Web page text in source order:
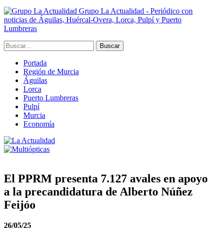
Grupo La Actualidad - Periódico con
noticias de Águilas, Huércal-Overa, Lorca, Pulpí y Puerto
Lumbreras
Portada
Región de Murcia
Águilas
Lorca
Puerto Lumbreras
Pulpí
Murcia
Economía
El PPRM presenta 7.127 avales en apoyo
a la precandidatura de Alberto Núñez
Feijóo
26/05/25